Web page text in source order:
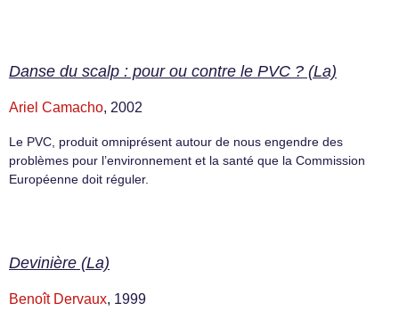
Danse du scalp : pour ou contre le PVC ? (La)
Ariel Camacho, 2002
Le PVC, produit omniprésent autour de nous engendre des
problèmes pour l’environnement et la santé que la Commission
Européenne doit réguler.
Devinière (La)
Benoît Dervaux, 1999